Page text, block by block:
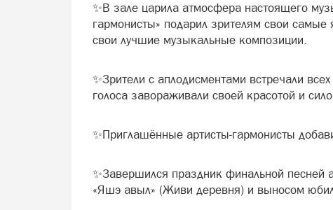
✨В зале царила атмосфера настоящего
гармонисты» подарил зрителям свои
свои лучшие музыкальные композиции.
✨Зрители с аплодисментами встречали
голоса завораживали своей красотой и
✨Приглашённые артисты-гармонисты
✨Завершился праздник финальной песней
«Яшэ авыл» (Живи деревня) и выносом